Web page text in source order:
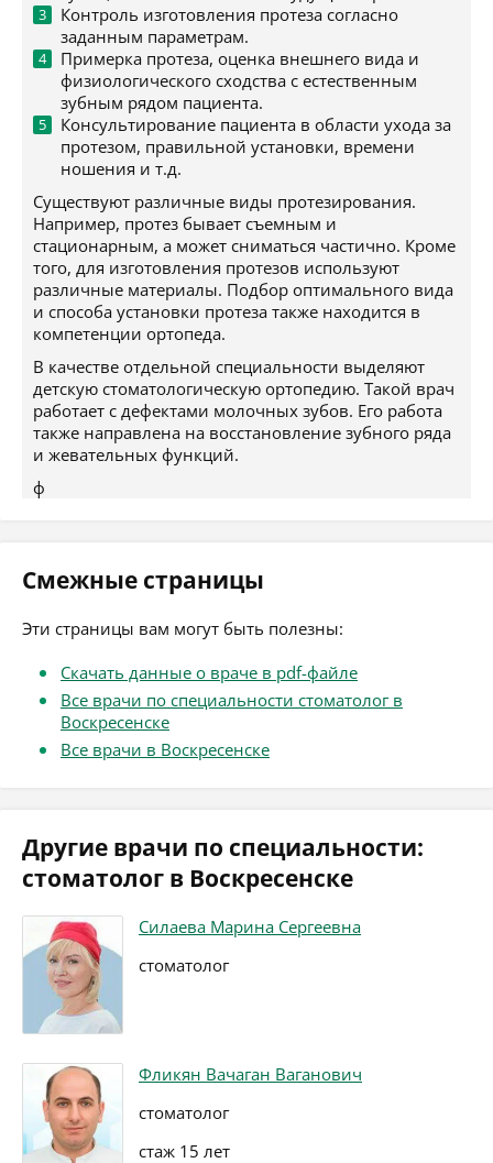
Контроль изготовления протеза согласно
заданным параметрам.
Примерка протеза, оценка внешнего вида и
физиологического сходства с естественным
зубным рядом пациента.
Консультирование пациента в области ухода за
протезом, правильной установки, времени
ношения и т.д.
Существуют различные виды протезирования.
Например, протез бывает съемным и
стационарным, а может сниматься частично. Кроме
того, для изготовления протезов используют
различные материалы. Подбор оптимального вида
и способа установки протеза также находится в
компетенции ортопеда.
В качестве отдельной специальности выделяют
детскую стоматологическую ортопедию. Такой врач
работает с дефектами молочных зубов. Его работа
также направлена на восстановление зубного ряда
и жевательных функций.
ф
Смежные страницы
Эти страницы вам могут быть полезны:
Скачать данные о враче в pdf-файле
Все врачи по специальности стоматолог в
Воскресенске
Все врачи в Воскресенске
Другие врачи по специальности:
стоматолог в Воскресенске
Силаева Марина Сергеевна
стоматолог
Фликян Вачаган Ваганович
стоматолог
стаж 15 лет